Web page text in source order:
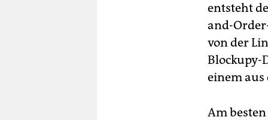
entsteht
and-
von der
Blockupy-
einem
Am